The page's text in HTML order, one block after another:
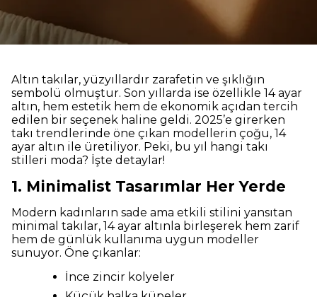
Altın takılar, yüzyıllardır zarafetin ve şıklığın
sembolü olmuştur. Son yıllarda ise özellikle 14 ayar
altın, hem estetik hem de ekonomik açıdan tercih
edilen bir seçenek haline geldi. 2025’e girerken
takı trendlerinde öne çıkan modellerin çoğu, 14
ayar altın ile üretiliyor. Peki, bu yıl hangi takı
stilleri moda? İşte detaylar!
1. Minimalist Tasarımlar Her Yerde
Modern kadınların sade ama etkili stilini yansıtan
minimal takılar, 14 ayar altınla birleşerek hem zarif
hem de günlük kullanıma uygun modeller
sunuyor. Öne çıkanlar:
İnce zincir kolyeler